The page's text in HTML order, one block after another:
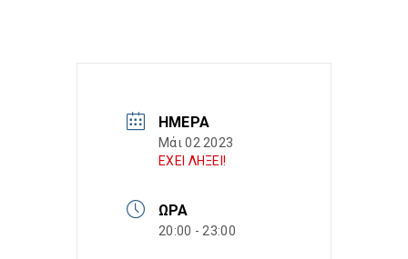
ΗΜΈΡΑ
Μάι 02 2023
ΕΧΕΙ ΛΗΞΕΙ!
ΏΡΑ
20:00 - 23:00